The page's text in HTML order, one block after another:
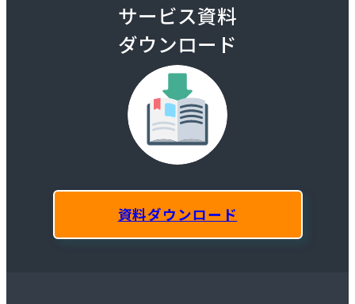
サービス資料
ダウンロード
資料ダウンロード